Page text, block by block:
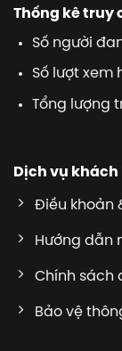
Thống kê truy
Số người
Số lượt xem
Tổng lượng
Dịch vụ khách
Điều khoản
Hướng dẫn
Chính sách
Bảo vệ